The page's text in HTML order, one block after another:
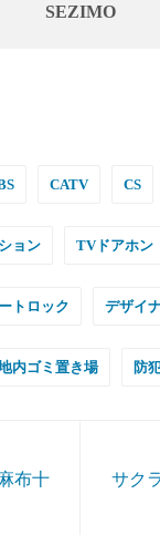
SEZIMO
CATV CS
ョン TVドアホン
トロック デザイ
内ゴミ置き場 防
布十
サク